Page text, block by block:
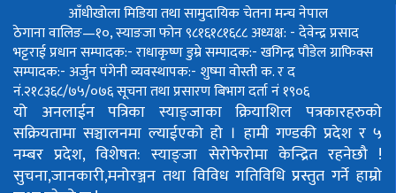
आँधीखोला मिडिया तथा सामुदायिक चेतना मन्च नेपाल
ठेगाना वालिङ—१०, स्याङजा फोन ९८१६१८१६८८अध्यक्ष: - देवेन्द्र प्रसाद
भट्टराईप्रधान सम्पादक:- राधाकृष्ण डुम्रेसम्पादक:- खगिन्द्र पौडेलग्राफिक्स
सम्पादक:- अर्जुन पंगेनीव्यवस्थापक:- शुष्मा वोस्तीक. र द
नं.२१८३६८/७५/०७६सूचना तथा प्रसारण बिभाग दर्ता नं १९०६
यो अनलाईन पत्रिका स्याङ्जाका क्रियाशिल पत्रकारहरुको
सक्रियतामा सञ्चालनमा ल्याईएको हो । हामी गण्डकी प्रदेश र ५
नम्बर प्रदेश, विशेषत: स्याङ्जा सेरोफेरोमा केन्द्रित रहनेछौ !
सुचना,जानकारी,मनोरञ्जन तथा विविध गतिविधि प्रस्तुत गर्ने हाम्रो